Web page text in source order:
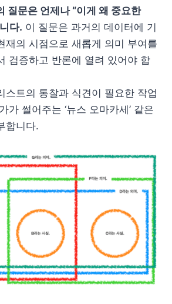
질문은 언제나 “이게 왜 중요한
다. 이 질문은 과거의 데이터에 기
재의 시점으로 새롭게 의미 부여를
검증하고 반론에 열려 있어야 합
스트의 통찰과 식견이 필요한 작업
가 썰어주는 ‘뉴스 오마카세’ 같은
합니다.